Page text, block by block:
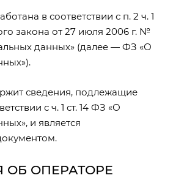
в соответствии с п. 2 ч. 1
закона от 27 июля 2006 г. №
данных» (далее — ФЗ «О
сведения, подлежащие
с ч. 1 ст. 14 ФЗ «О
и является
ОБ ОПЕРАТОРЕ